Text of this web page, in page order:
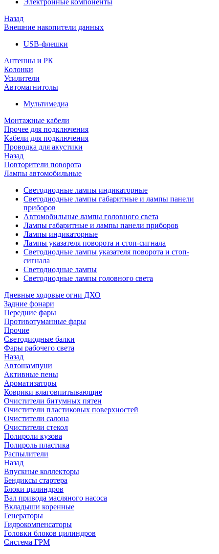
Электронные компоненты
Назад
Внешние накопители данных
USB-флешки
Антенны и РК
Колонки
Усилители
Автомагнитолы
Мультимедиа
Монтажные кабели
Прочее для подключения
Кабели для подключения
Проводка для акустики
Назад
Повторители поворота
Лампы автомобильные
Светодиодные лампы индикаторные
Светодиодные лампы габаритные и лампы панели
приборов
Автомобильные лампы головного света
Лампы габаритные и лампы панели приборов
Лампы индикаторные
Лампы указателя поворота и стоп-сигнала
Светодиодные лампы указателя поворота и стоп-
сигнала
Светодиодные лампы
Светодиодные лампы головного света
Дневные ходовые огни ДХО
Задние фонари
Передние фары
Противотуманные фары
Прочие
Светодиодные балки
Фары рабочего света
Назад
Автошампуни
Активные пены
Ароматизаторы
Коврики влаговпитывающие
Очистители битумных пятен
Очистители пластиковых поверхностей
Очистители салона
Очистители стекол
Полироли кузова
Полироль пластика
Распылители
Назад
Впускные коллекторы
Бендиксы стартера
Блоки цилиндров
Вал привода масляного насоса
Вкладыши коренные
Генераторы
Гидрокомпенсаторы
Головки блоков цилиндров
Система ГРМ